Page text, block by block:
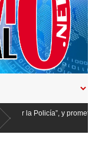
y promete cero impunidad